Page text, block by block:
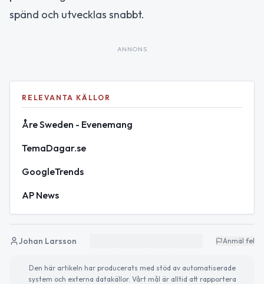
spänd och utvecklas snabbt.
ANNONS
RELEVANTA KÄLLOR
Åre Sweden - Evenemang
TemaDagar.se
GoogleTrends
AP News
Johan Larsson Anmäl fel
Den här artikeln har producerats med stöd av automatiserade
system och externa datakällor. Vårt mål är alltid att rapportera